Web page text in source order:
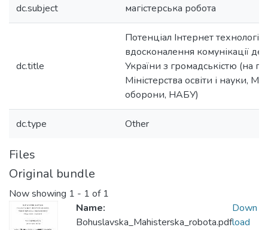
dc.subject магістерська робота
dc.title
Потенціал Інтернет технологій
вдосконалення комунікації
України з громадськістю (на
Міністерства освіти і науки,
оборони, НАБУ)
dc.type Other
Files
Original bundle
Now showing 1 - 1 of 1
Name:
Bohuslavska_Mahisterska_robota.pdf
Down
load